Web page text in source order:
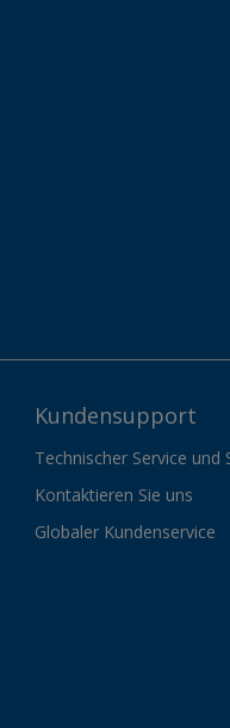
Kundensupport
Technischer Service und
Kontaktieren Sie uns
Globaler Kundenservice